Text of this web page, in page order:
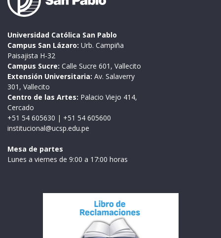
Universidad Católica San Pablo
Campus San Lázaro: Urb. Campiña
Paisajista H-32
Campus Sucre: Calle Sucre 601, Vallecito
Extensión Universitaria: Av. Salaverry
301, Vallecito
Centro de las Artes: Palacio Viejo 414,
Cercado
+51 54 605630 | +51 54 605600
institucional@ucsp.edu.pe
Mesa de partes
Lunes a viernes de 9:00 a 17:00 horas